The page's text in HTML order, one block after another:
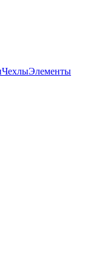
ЧехлыЭлементы